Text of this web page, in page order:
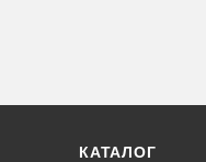
КАТАЛОГ